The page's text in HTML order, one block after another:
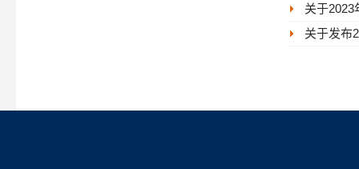
关于2023
关于发布